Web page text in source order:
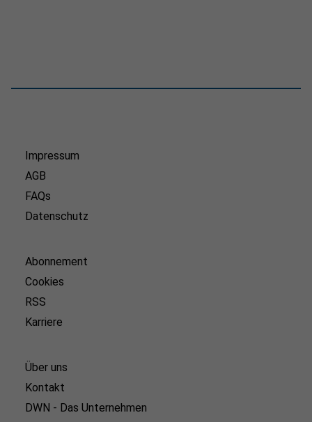
Impressum
AGB
FAQs
Datenschutz
Abonnement
Cookies
RSS
Karriere
Über uns
Kontakt
DWN - Das Unternehmen